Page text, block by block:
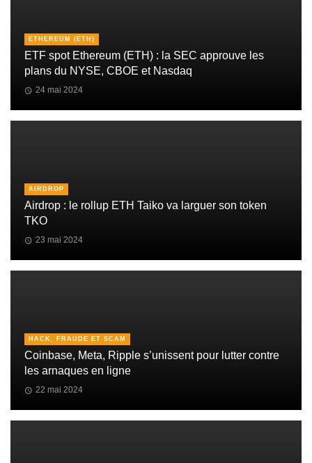
ETHEREUM (ETH)
ETF spot Ethereum (ETH) : la SEC approuve les
plans du NYSE, CBOE et Nasdaq
24 mai 2024
AIRDROP
Airdrop : le rollup ETH Taiko va larguer son token
TKO
23 mai 2024
HACK, FRAUDE ET SCAM
Coinbase, Meta, Ripple s’unissent pour lutter contre
les arnaques en ligne
22 mai 2024